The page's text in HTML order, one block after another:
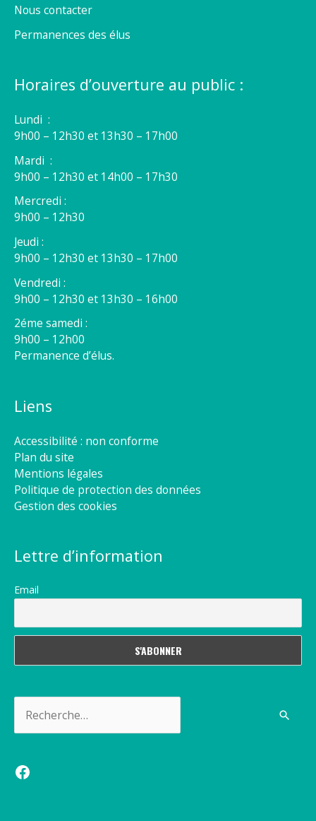
Nous contacter
Permanences des élus
Horaires d’ouverture au public :
Lundi :
9h00 – 12h30 et 13h30 – 17h00
Mardi :
9h00 – 12h30 et 14h00 – 17h30
Mercredi :
9h00 – 12h30
Jeudi :
9h00 – 12h30 et 13h30 – 17h00
Vendredi :
9h00 – 12h30 et 13h30 – 16h00
2éme samedi :
9h00 – 12h00
Permanence d’élus.
Liens
Accessibilité : non conforme
Plan du site
Mentions légales
Politique de protection des données
Gestion des cookies
Lettre d’information
Email
Facebook